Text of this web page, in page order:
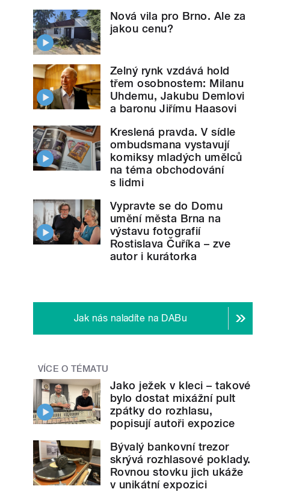
Nová vila pro Brno. Ale za
jakou cenu?
Zelný rynk vzdává hold
třem osobnostem: Milanu
Uhdemu, Jakubu Demlovi
a baronu Jiřímu Haasovi
Kreslená pravda. V sídle
ombudsmana vystavují
komiksy mladých umělců
na téma obchodování
s lidmi
Vypravte se do Domu
umění města Brna na
výstavu fotografií
Rostislava Čuříka – zve
autor i kurátorka
Jak nás naladíte na DABu
VÍCE O TÉMATU
Jako ježek v kleci – takové
bylo dostat mixážní pult
zpátky do rozhlasu,
popisují autoři expozice
Bývalý bankovní trezor
skrývá rozhlasové poklady.
Rovnou stovku jich ukáže
v unikátní expozici